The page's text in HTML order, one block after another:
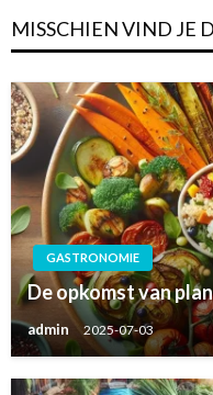
MISSCHIEN VIND JE
GASTRONOMIE
De opkomst van
admin 2025-07-03